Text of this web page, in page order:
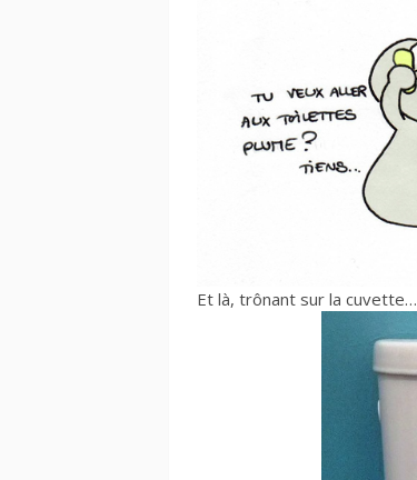
Et là, trônant sur la cuvette…